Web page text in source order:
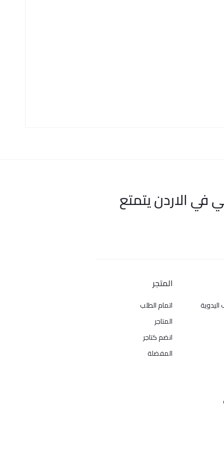
في الاردن يتمتع
اليدوية
المتجر
اتمام الطلب
المتاجر
انضم كتاجر
المفضلة